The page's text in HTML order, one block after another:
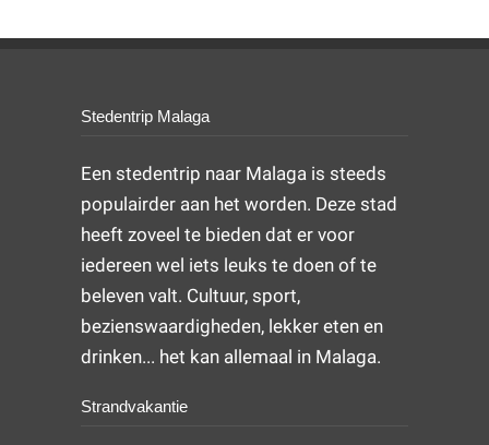
Stedentrip Malaga
Een stedentrip naar Malaga is steeds
populairder aan het worden. Deze stad
heeft zoveel te bieden dat er voor
iedereen wel iets leuks te doen of te
beleven valt. Cultuur, sport,
bezienswaardigheden, lekker eten en
drinken... het kan allemaal in Malaga.
Strandvakantie